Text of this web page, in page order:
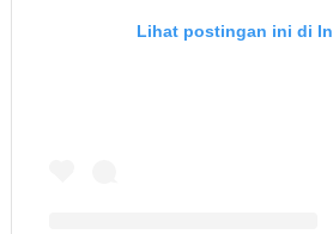
Lihat postingan ini di